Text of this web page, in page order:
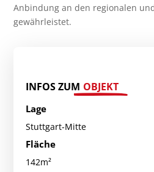
Anbindung an den regionalen
gewährleistet.
INFOS ZUM OBJEKT
Lage
Stuttgart-Mitte
Fläche
142m²